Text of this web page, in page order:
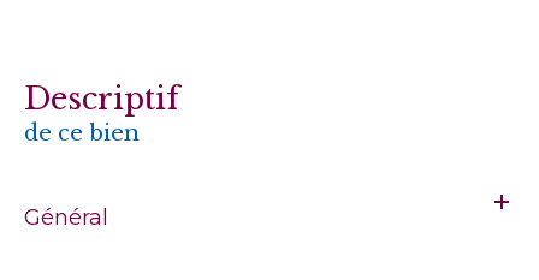
descriptif
de ce bien
Général